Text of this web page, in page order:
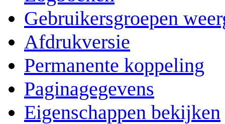
Gebruikersgroepen
Afdrukversie
Permanente koppeling
Paginagegevens
Eigenschappen bekijken